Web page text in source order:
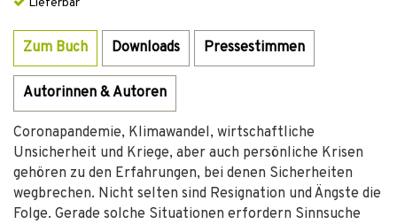
Lieferbar
Zum Buch Downloads Pressestimmen
Autorinnen & Autoren
Coronapandemie, Klimawandel, wirtschaftliche
Unsicherheit und Kriege, aber auch persönliche Krisen
gehören zu den Erfahrungen, bei denen Sicherheiten
wegbrechen. Nicht selten sind Resignation und Ängste die
Folge. Gerade solche Situationen erfordern Sinnsuche